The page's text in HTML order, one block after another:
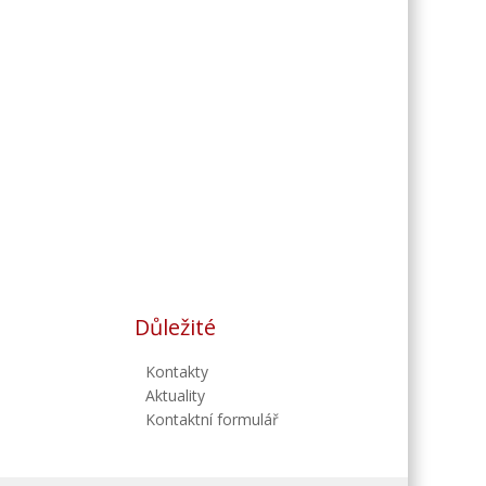
Důležité
Kontakty
Aktuality
Kontaktní formulář